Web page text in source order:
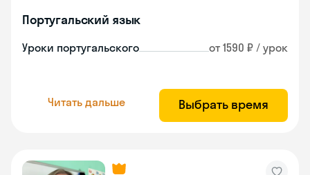
Португальский язык
Уроки португальского от 1590 ₽ / урок
Читать дальше Выбрать время